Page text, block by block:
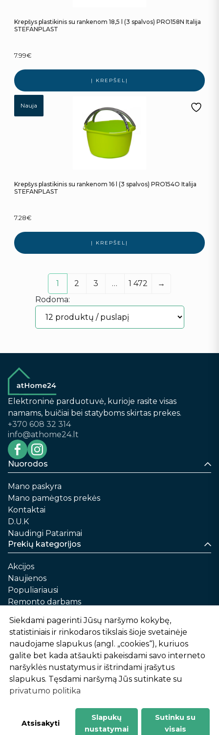
Krepšys plastikinis su rankenom 18,5 l (3 spalvos) PRO158N Italija
STEFANPLAST
7.99€
Į KREPŠELĮ
Nauja
Krepšys plastikinis su rankenom 16 l (3 spalvos) PRO154O Italija
STEFANPLAST
7.28€
Į KREPŠELĮ
1 2 3 … 1 472
→
Rodoma:
Elektroninė parduotuvė, kurioje rasite visas
namams, buičiai bei statyboms skirtas prekes.
+370 608 32 314
info@athome24.lt
Nuorodos
Mano paskyra
Mano pamėgtos prekės
Kontaktai
D.U.K
Naudingi Patarimai
Prekių kategorijos
Akcijos
Naujienos
Populiariausi
Remonto darbams
Automobilių priežiūrai
Sodui ir daržui
Informacija
Apie mus
Prekių pirkimo – pardavimo taisyklės
Prekių pristatymas ir atsiėmimas
-
1
2
%
n
u
o
l
a
i
d
Siekdami pagerinti Jūsų naršymo kokybę,
statistiniais ir rinkodaros tikslais šioje svetainėje
naudojame slapukus (angl. „cookies“), kuriuos
galite bet kada atšaukti pakeisdami savo interneto
naršyklės nustatymus ir ištrindami įrašytus
slapukus. Tęsdami naršymą Jūs sutinkate su
privatumo politika
Atsisakyti
Slapukų
nustatymai
Sutinku su
visais